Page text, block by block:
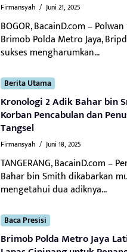
Firmansyah / Juni 21, 2025
BOGOR, BacainD.com –
Brimob Polda Metro Jaya,
sukses mengharumkan...
Berita Utama
Kronologi 2 Adik Bahar bin
Korban Pencabulan dan
Tangsel
Firmansyah / Juni 18, 2025
TANGERANG, BacainD.com –
Bahar bin Smith dikabarkan
mengetahui dua adiknya...
Baca Presisi
Brimob Polda Metro Jaya